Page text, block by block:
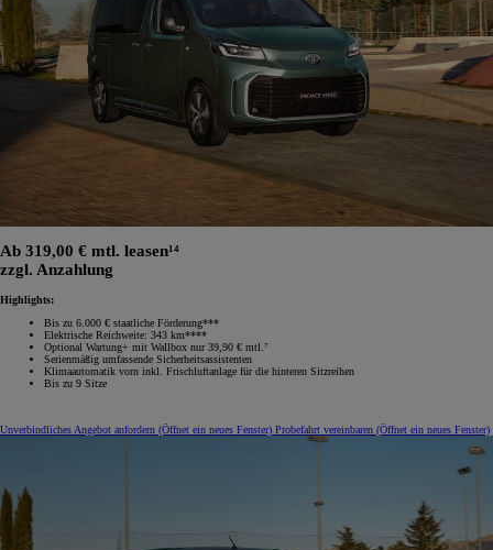
Ab 319,00 € mtl. leasen¹⁴
zzgl. Anzahlung
Highlights:
Bis zu 6.000 € staatliche Förderung***
Elektrische Reichweite: 343 km****
Optional Wartung+ mit Wallbox nur 39,90 € mtl.⁷
Serienmäßig umfassende Sicherheitsassistenten
Klimaautomatik vorn inkl. Frischluftanlage für die hinteren Sitzreihen
Bis zu 9 Sitze
Unverbindliches Angebot anfordern (Öffnet ein neues Fenster) Probefahrt vereinbaren (Öffnet ein neues Fenster)